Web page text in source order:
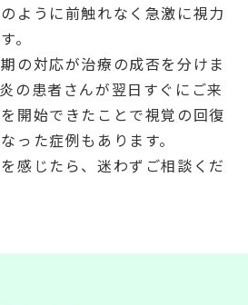
ように前触れなく急激に視力
。
の対応が治療の成否を分けま
の患者さんが翌日すぐにご来
開始できたことで視覚の回復
った症例もあります。
感じたら、迷わずご相談くだ